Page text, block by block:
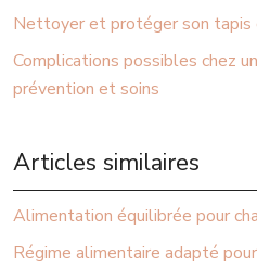
Nettoyer et protéger son tapis
Complications possibles chez
prévention et soins
Articles similaires
Alimentation équilibrée pour
Régime alimentaire adapté